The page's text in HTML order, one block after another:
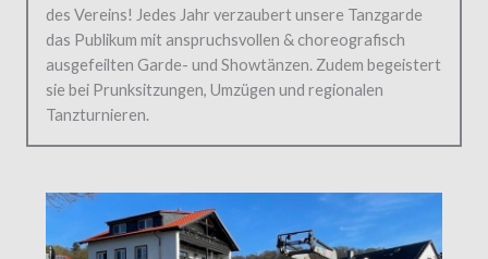
des Vereins! Jedes Jahr verzaubert unsere Tanzgarde
das Publikum mit anspruchsvollen & choreografisch
ausgefeilten Garde- und Showtänzen. Zudem begeistert
sie bei Prunksitzungen, Umzügen und regionalen
Tanzturnieren.